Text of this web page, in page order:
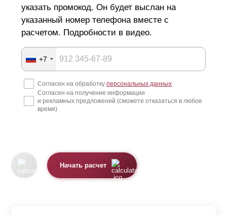
указать промокод. Он будет выслан на
указанный номер телефона вместе с
расчетом. Подробности в видео.
+7
Согласен на обработку персональных данных
Согласен на получение информации
и рекламных предложений (сможете отказаться в любое
время)
Начать расчет